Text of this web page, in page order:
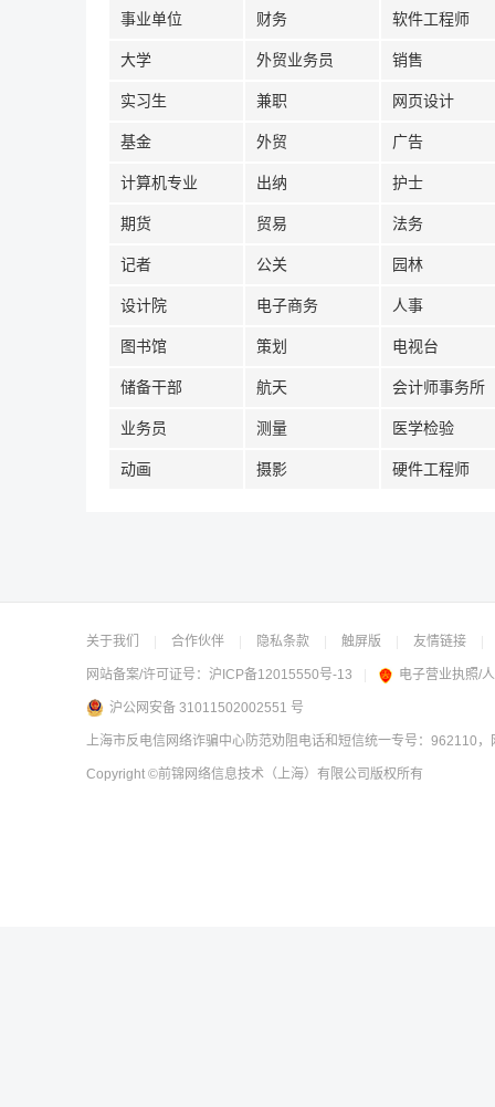
事业单位 财务 软件工程师
大学 外贸业务员 销售
实习生 兼职 网页设计
基金 外贸 广告
计算机专业 出纳 护士
期货 贸易 法务
记者 公关 园林
设计院 电子商务 人事
图书馆 策划 电视台
储备干部 航天 会计师事务所
业务员 测量 医学检验
动画 摄影 硬件工程师
关于我们 合作伙伴 隐私条款 触屏版 友情链接
网站备案/许可证号： 沪ICP备12015550号-13 电子营业执照/
沪公网安备 31011502002551 号
上海市反电信网络诈骗中心防范劝阻电话和短信统一专号：962110
Copyright ©前锦网络信息技术（上海）有限公司 版权所有